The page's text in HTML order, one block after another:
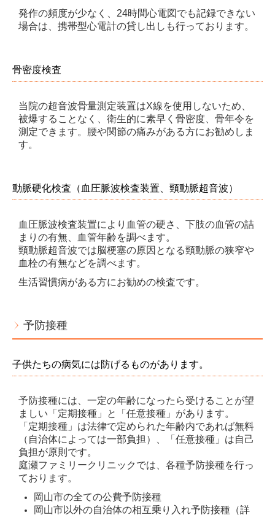
発作の頻度が少なく、24時間心電図でも記録できない
場合は、携帯型心電計の貸し出しも行っております。
骨密度検査
当院の超音波骨量測定装置はX線を使用しないため、
被爆することなく、衛生的に素早く骨密度、骨年令を
測定できます。腰や関節の痛みがある方にお勧めしま
す。
動脈硬化検査（血圧脈波検査装置、頸動脈超音波）
血圧脈波検査装置により血管の硬さ、下肢の血管の詰
まりの有無、血管年齢を調べます。
頸動脈超音波では脳梗塞の原因となる頸動脈の狭窄や
血栓の有無などを調べます。
生活習慣病がある方にお勧めの検査です。
予防接種
子供たちの病気には防げるものがあります。
予防接種には、一定の年齢になったら受けることが望
ましい「定期接種」と「任意接種」があります。
「定期接種」は法律で定められた年齢内であれば無料
（自治体によっては一部負担）、「任意接種」は自己
負担が原則です。
庭瀬ファミリークリニックでは、各種予防接種を行っ
ております。
岡山市の全ての公費予防接種
岡山市以外の自治体の相互乗り入れ予防接種（詳